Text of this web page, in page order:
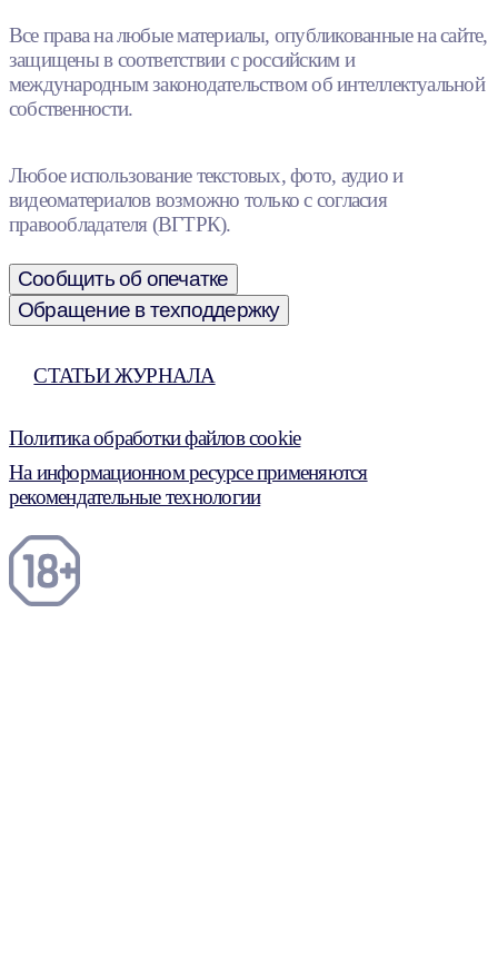
Все права на любые материалы, опубликованные на сайте,
защищены в соответствии с российским и
международным законодательством об интеллектуальной
собственности.
Любое использование текстовых, фото, аудио и
видеоматериалов возможно только с согласия
правообладателя (ВГТРК).
Сообщить об опечатке
Обращение в техподдержку
СТАТЬИ ЖУРНАЛА
Политика обработки файлов cookie
На информационном ресурсе применяются
рекомендательные технологии